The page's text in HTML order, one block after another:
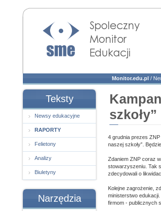
Społeczny Monitor
Edukacji
Monitor.edu.pl /
Teksty
Newsy edukacyjne
RAPORTY
Felietony
Analizy
Biuletyny
Narzędzia
szkoły”
4 grudnia prezes ZNP
naszej szkoły”.
Zdaniem ZNP coraz
stowarzyszeniu. Tak
zdecydowali o
Kolejne zagrożenie,
ministerstwo
firmom - publicznych